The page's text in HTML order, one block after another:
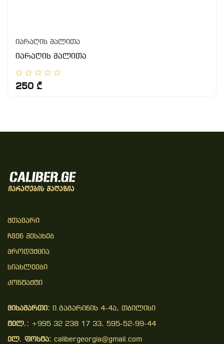
იარაღის შალითა
იარაღის შალითა
250 ₾
Მთავარი
Ჩვენ Შესახებ
Პროდუქცია
Სიახლეები
Კონტაქტი
მისამართი: ი.გაგარინის 4-4ა, თბილისი
ტელ.: +995 32 238 17 33, 595-52-99-44
ელ. ფოსტა: calibergeorgia@gmail.com